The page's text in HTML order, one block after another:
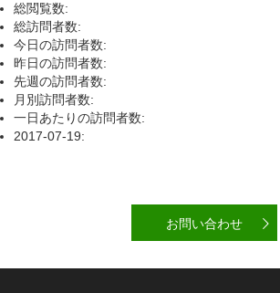
総閲覧数:
総訪問者数:
今日の訪問者数:
昨日の訪問者数:
先週の訪問者数:
月別訪問者数:
一日あたりの訪問者数:
2017-07-19:
お問い合わせ